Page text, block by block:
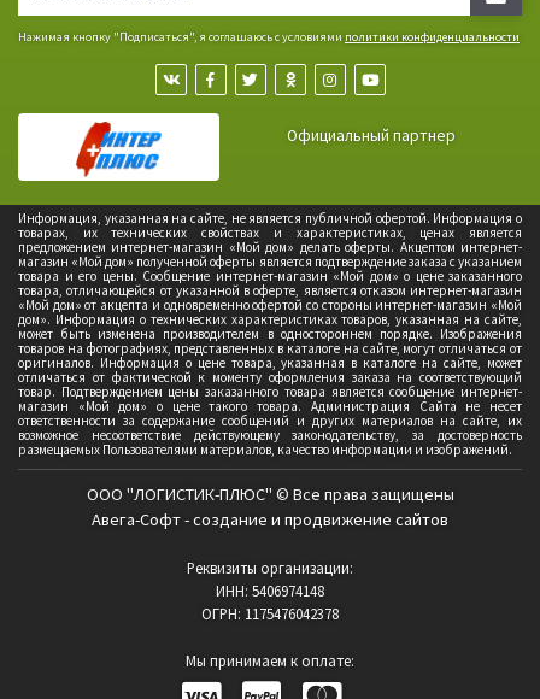
Нажимая кнопку "Подписаться", я соглашаюсь с условиями политики конфиденциальности
Официальный партнер
Информация, указанная на сайте, не является публичной офертой. Информация о
товарах, их технических свойствах и характеристиках, ценах является
предложением интернет-магазин «Мой дом» делать оферты. Акцептом интернет-
магазин «Мой дом» полученной оферты является подтверждение заказа с указанием
товара и его цены. Сообщение интернет-магазин «Мой дом» о цене заказанного
товара, отличающейся от указанной в оферте, является отказом интернет-магазин
«Мой дом» от акцепта и одновременно офертой со стороны интернет-магазин «Мой
дом». Информация о технических характеристиках товаров, указанная на сайте,
может быть изменена производителем в одностороннем порядке. Изображения
товаров на фотографиях, представленных в каталоге на сайте, могут отличаться от
оригиналов. Информация о цене товара, указанная в каталоге на сайте, может
отличаться от фактической к моменту оформления заказа на соответствующий
товар. Подтверждением цены заказанного товара является сообщение интернет-
магазин «Мой дом» о цене такого товара. Администрация Сайта не несет
ответственности за содержание сообщений и других материалов на сайте, их
возможное несоответствие действующему законодательству, за достоверность
размещаемых Пользователями материалов, качество информации и изображений.
ООО "ЛОГИСТИК-ПЛЮС" © Все права защищены
Авега-Софт - создание и продвижение сайтов
Реквизиты организации:
ИНН: 5406974148
ОГРН: 1175476042378
Мы принимаем к оплате: